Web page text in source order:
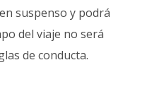
suspenso y podrá
del viaje no será
de conducta.